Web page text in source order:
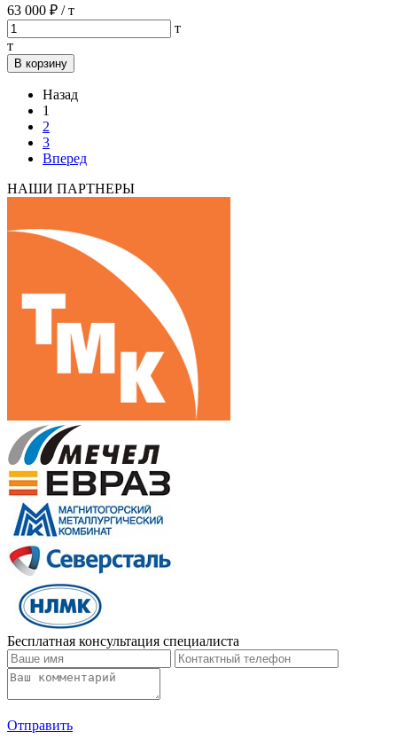
63 000 ₽ / т
т
т
В корзину
Назад
1
2
3
Вперед
НАШИ ПАРТНЕРЫ
Бесплатная консультация специалиста
Отправить